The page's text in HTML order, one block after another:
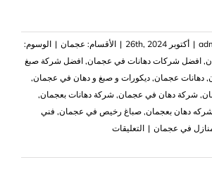
| أكتوبر 26th, 2024 | الأقسام: عجمان | الوسوم:
, افضل شركات دهانات في عجمان, افضل شركة صبغ
, دهانات عجمان, ديكورات و صبغ و دهان في عجمان,
, شركة دهان في عجمان, ‏شركة دهانات بعجمان,
شركه دهان بعجمان, صباغ رخيص في عجمان, ‏فني
في عجمان | التعليقاتعلى
دهان